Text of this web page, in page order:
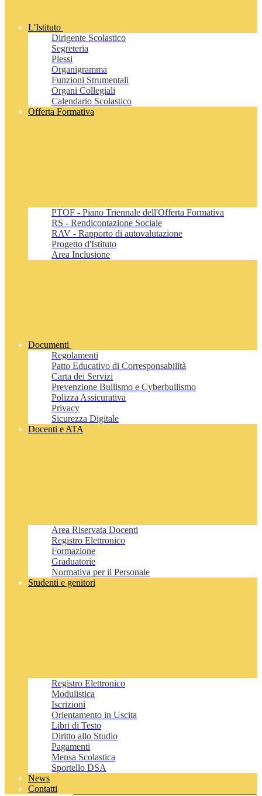
L'Istituto
Dirigente Scolastico
Segreteria
Plessi
Organigramma
Funzioni Strumentali
Organi Collegiali
Calendario Scolastico
Offerta Formativa
PTOF - Piano Triennale dell'Offerta Formativa
RS - Rendicontazione Sociale
RAV - Rapporto di autovalutazione
Progetto d'Istituto
Area Inclusione
Documenti
Regolamenti
Patto Educativo di Corresponsabilità
Carta dei Servizi
Prevenzione Bullismo e Cyberbullismo
Polizza Assicurativa
Privacy
Sicurezza Digitale
Docenti e ATA
Area Riservata Docenti
Registro Elettronico
Formazione
Graduatorie
Normativa per il Personale
Studenti e genitori
Registro Elettronico
Modulistica
Iscrizioni
Orientamento in Uscita
Libri di Testo
Diritto allo Studio
Pagamenti
Mensa Scolastica
Sportello DSA
News
Contatti